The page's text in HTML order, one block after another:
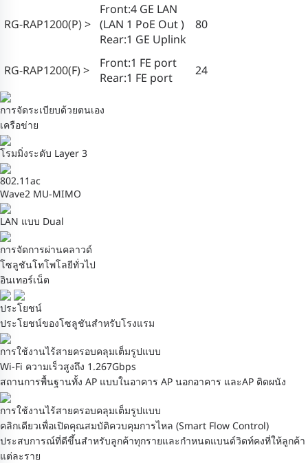
RG-RAP1200(P) >
Front:4 GE LAN
(LAN 1 PoE Out )
Rear:1 GE Uplink
80
RG-RAP1200(F) >
Front:1 FE port
Rear:1 FE port
24
การจัดระเบียบด้วยตนเอง
เครือข่าย
โรมมิ่งระดับ Layer 3
802.11ac
Wave2 MU-MIMO
LAN แบบ Dual
การจัดการผ่านคลาวด์
โซลูชันโทโพโลยีทั่วไป
อินเทอร์เน็ต
ประโยชน์
ประโยชน์ของโซลูชันสำหรับโรงแรม
การใช้งานไร้สายครอบคลุมเต็มรูปแบบ
Wi-Fi ความเร็วสูงถึง 1.267Gbps
สถานการพื้นฐานทั้ง AP แบบในอาคาร AP นอกอาคาร และAP ติดผนัง
การใช้งานไร้สายครอบคลุมเต็มรูปแบบ
คลิกเดียวเพื่อเปิดคุณสมบัติควบคุมการไหล (Smart Flow Control)
ประสบการณ์ที่ดีขึ้นสำหรับลูกค้าทุกรายและกำหนดแบนด์วิดท์คงที่ให้ลูกค้า
แต่ละราย